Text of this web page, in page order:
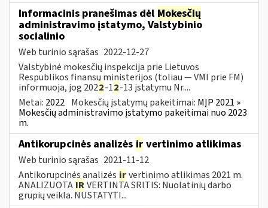
Informacinis pranešimas dėl Mokesčių
administravimo įstatymo, Valstybinio
socialinio
Web turinio sąrašas 2022-12-27
Valstybinė mokesčių inspekcija prie Lietuvos
Respublikos finansų ministerijos (toliau — VMI prie FM)
informuoja, jog 2022-12-13 įstatymu Nr....
Metai: 2022 Mokesčių įstatymų pakeitimai: MĮP 2021 »
Mokesčių administravimo įstatymo pakeitimai nuo 2023
m.
Antikorupcinės analizės ir vertinimo atlikimas
Web turinio sąrašas 2021-11-12
Antikorupcinės analizės irvertinimo atlikimas 2021 m.
ANALIZUOTA IRVERTINTA SRITIS: Nuolatinių darbo
grupių veikla. NUSTATYTI...